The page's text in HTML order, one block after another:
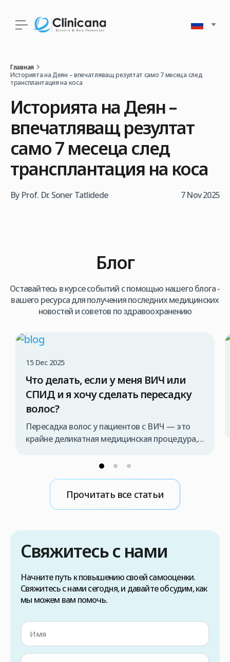
Главная
Историята на Деян – впечатляващ резултат само 7 месеца след
трансплантация на коса
Историята на Деян –
впечатляващ резултат
само 7 месеца след
трансплантация на коса
By Prof. Dr. Soner Tatlidede 7 Nov 2025
Блог
Оставайтесь в курсе событий с помощью нашего блога -
вашего ресурса для получения последних медицинских
новостей и советов по здравоохранению
15 Dec 2025
Что делать, если у меня ВИЧ или
СПИД и я хочу сделать пересадку
волос?
Пересадка волос у пациентов с ВИЧ — это
крайне деликатная медицинская процедура,
специализированной медицинской командой
противном случае существует риск передачи
вируса во время операции. Поэтому, если вы
рассматриваете возможность пересадки
с вашим лечащим врачом, чтобы […]
Прочитать все статьи
Свяжитесь с нами
Начните путь к повышению своей самооценки.
Свяжитесь с нами сегодня, и давайте обсудим, как
мы можем вам помочь.